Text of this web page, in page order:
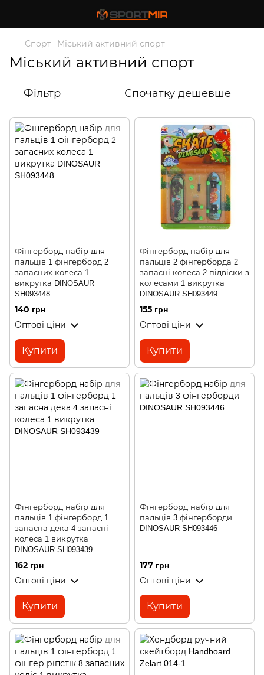
Спорт Міський активний спорт
Міський активний спорт
Фільтр Спочатку дешевше
Фінгерборд набір для
пальців 1 фінгерборд 2
запасних колеса 1
викрутка DINOSAUR
SH093448
140 грн
Оптові ціни
Купити
Фінгерборд набір для
пальців 2 фінгерборда 2
запасні колеса 2 підвіски з
колесами 1 викрутка
DINOSAUR SH093449
155 грн
Оптові ціни
Купити
Фінгерборд набір для
пальців 1 фінгерборд 1
запасна дека 4 запасні
колеса 1 викрутка
DINOSAUR SH093439
162 грн
Оптові ціни
Купити
Фінгерборд набір для
пальців 3 фінгерборди
DINOSAUR SH093446
177 грн
Оптові ціни
Купити